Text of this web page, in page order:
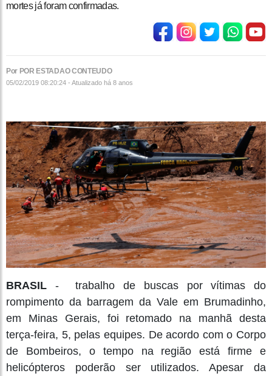
mortes já foram confirmadas.
Por POR ESTADAO CONTEUDO
05/02/2019 08:20:24 - Atualizado há 8 anos
BRASIL -
trabalho de buscas por vítimas do
rompimento da barragem da Vale em Brumadinho,
em Minas Gerais, foi retomado na manhã desta
terça-feira, 5, pelas equipes. De acordo com o Corpo
de Bombeiros, o tempo na região está firme e
helicópteros poderão ser utilizados. Apesar da